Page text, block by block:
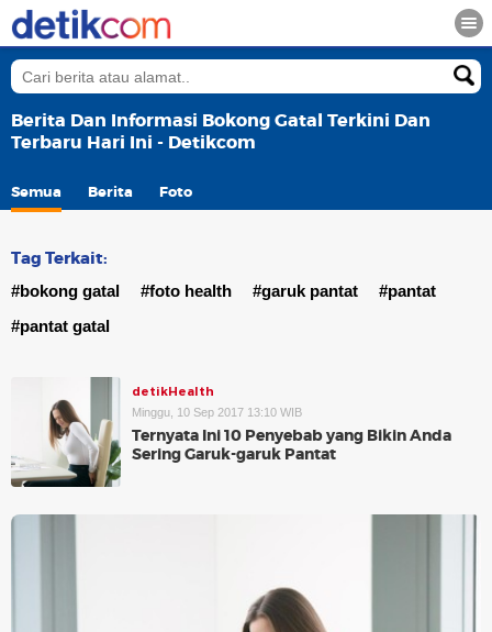
Berita Dan Informasi Bokong Gatal Terkini Dan
Terbaru Hari Ini - Detikcom
Semua Berita Foto
Tag Terkait:
#bokong gatal #foto health #garuk pantat
#pantat
#pantat gatal
detikHealth
Minggu, 10 Sep 2017 13:10 WIB
Ternyata Ini 10 Penyebab yang Bikin Anda
Sering Garuk-garuk Pantat